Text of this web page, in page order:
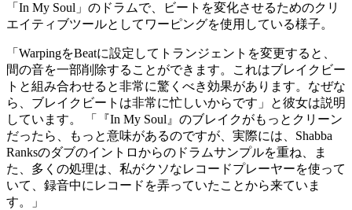
「In My Soul」のドラムで、ビートを変化させるためのクリ
エイティブツールとしてワーピングを使用している様子。
「WarpingをBeatに設定してトランジェントを変更すると、
間の音を一部削除することができます。これはブレイクビー
トと組み合わせると非常に驚くべき効果があります。なぜな
ら、ブレイクビートは非常に忙しいからです」と彼女は説明
しています。 「『In My Soul』のブレイクがもっとクリーン
だったら、もっと意味があるのですが、実際には、Shabba
Ranksのダブのイントロからのドラムサンプルを重ね、ま
た、多くの処理は、私がクソなレコードプレーヤーを使って
いて、録音中にレコードを弄っていたことから来ていま
す。」